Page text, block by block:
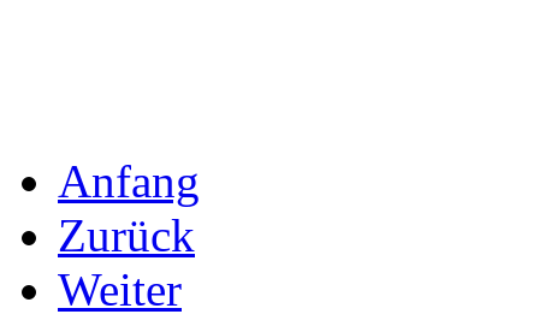
Anfang
Zurück
Weiter